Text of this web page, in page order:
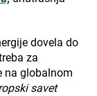
dovela do
za
na globalnom
savet